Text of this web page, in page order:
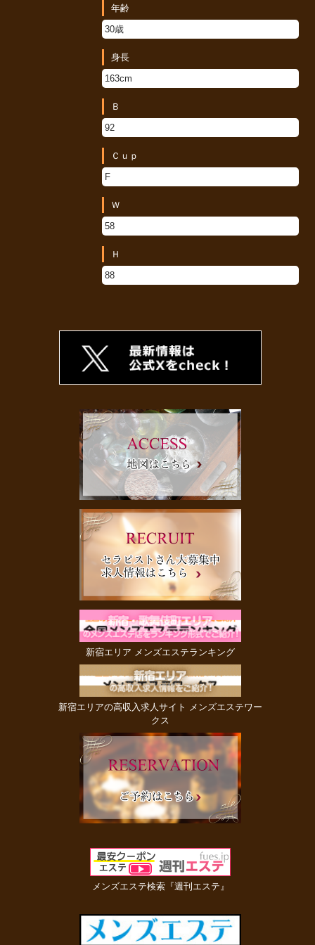
年齢
30歳
身長
163cm
Ｂ
92
Ｃｕｐ
F
Ｗ
58
Ｈ
88
新宿エリア メンズエステランキング
新宿エリアの高収入求人サイト メンズエステワー
クス
メンズエステ検索『週刊エステ』